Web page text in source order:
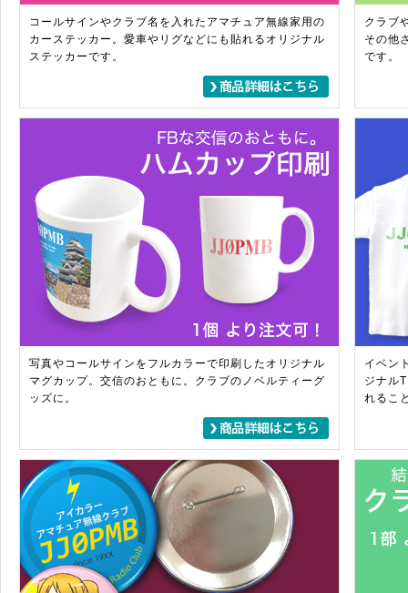
コールサインやクラブ名を入れたアマチュア無線家用の
カーステッカー。愛車やリグなどにも貼れるオリジナル
ステッカーです。
クラブ
その他
です。
写真やコールサインをフルカラーで印刷したオリジナル
マグカップ。交信のおともに。クラブのノベルティーグ
ッズに。
イベン
ジナル
れるこ